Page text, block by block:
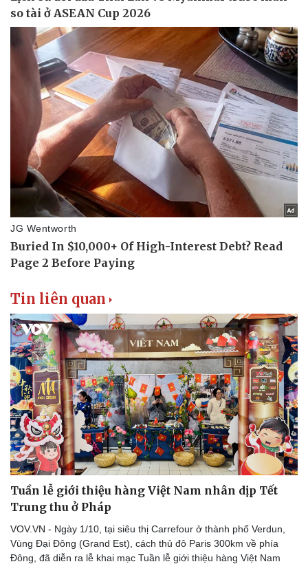
Tin liên quan
Tuần lễ giới thiệu hàng Việt Nam nhân dịp Tết
Trung thu ở Pháp
VOV.VN - Ngày 1/10, tại siêu thị Carrefour ở thành phố Verdun,
Vùng Đại Đông (Grand Est), cách thủ đô Paris 300km về phía
Đông, đã diễn ra lễ khai mạc Tuần lễ giới thiệu hàng Việt Nam